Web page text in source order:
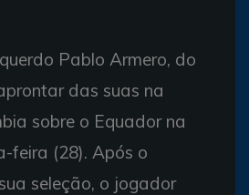
Pablo Armero, do
das suas na
sobre o Equador na
feira (28). Após o
seleção, o jogador